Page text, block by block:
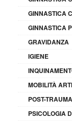
GINNASTICA
GINNASTICA
GRAVIDANZA
IGIENE
MOBILITÀ
POST-TRAUMA
PSICOLOGIA